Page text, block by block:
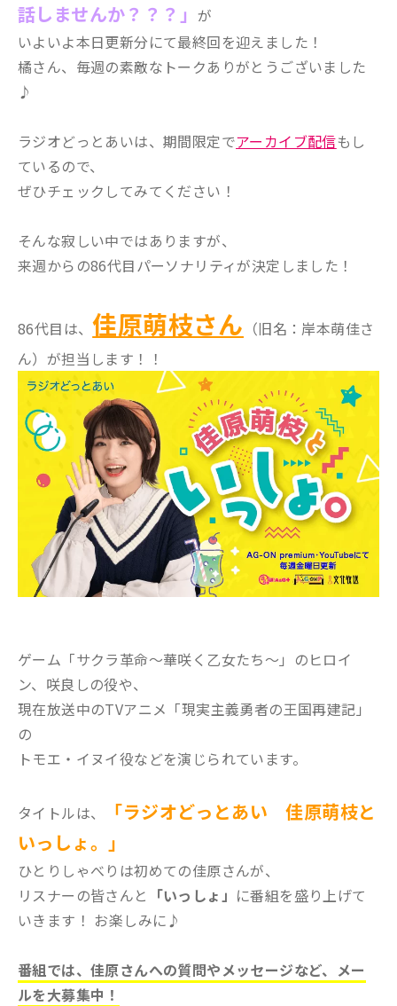
話しませんか？？？」 が
いよいよ本日更新分にて最終回を迎えました！
橘さん、毎週の素敵なトークありがとうございました
♪
ラジオどっとあいは、期間限定でアーカイブ配信もし
ているので、
ぜひチェックしてみてください！
そんな寂しい中ではありますが、
来週からの86代目パーソナリティが決定しました！
86代目は、佳原萌枝さん （旧名：岸本萌佳さ
ん）が担当します！！
ゲーム「サクラ革命～華咲く乙女たち～」のヒロイ
ン、咲良しの役や、
現在放送中のTVアニメ「現実主義勇者の王国再建記」
の
トモエ・イヌイ役などを演じられています。
タイトルは、
「ラジオどっとあい 佳原萌枝と
いっしょ。」
ひとりしゃべりは初めての佳原さんが、
リスナーの皆さんと 「いっしょ」 に番組を盛り上げて
いきます！ お楽しみに♪
番組では、佳原さんへの質問やメッセージなど、メー
ルを大募集中！